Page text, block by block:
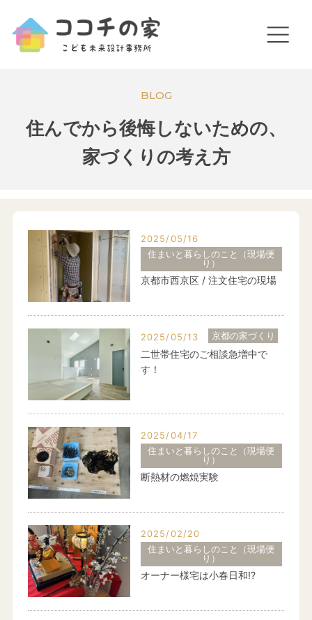
BLOG
住んでから後悔しないための、
家づくりの考え方
2025/05/16
住まいと暮らしのこと（現場便
り）
京都市西京区 / 注文住宅の現場
2025/05/13 京都の家づくり
二世帯住宅のご相談急増中で
す！
2025/04/17
住まいと暮らしのこと（現場便
り）
断熱材の燃焼実験
2025/02/20
住まいと暮らしのこと（現場便
り）
オーナー様宅は小春日和!?